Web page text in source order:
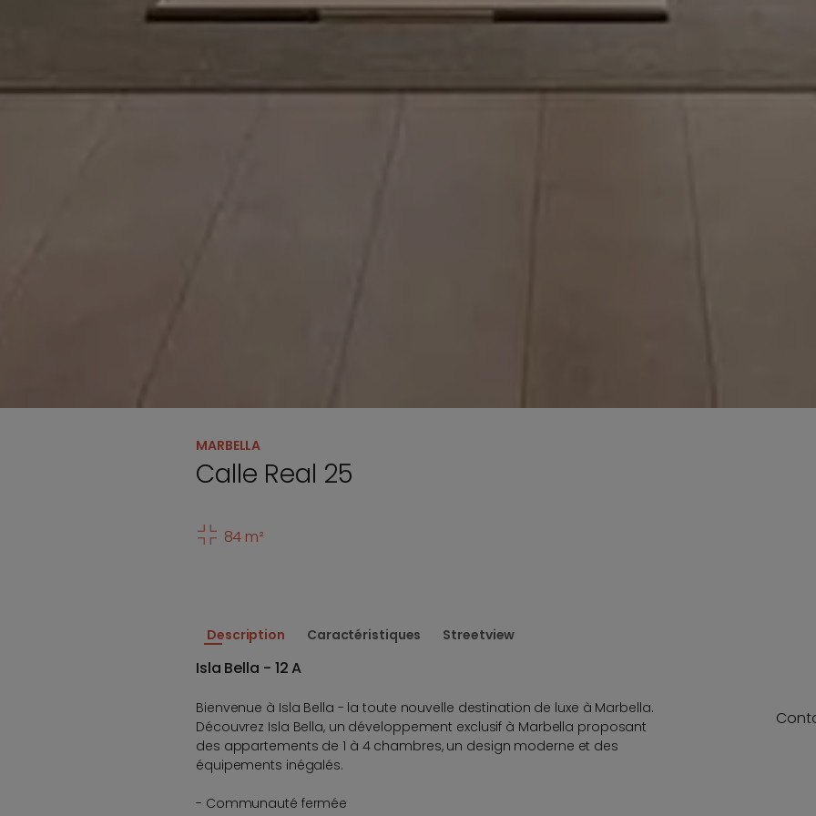
MARBELLA
Calle Real 25
84 m²
Description Caractéristiques Streetview
Isla Bella - 12 A
Bienvenue à Isla Bella - la toute nouvelle destination de luxe à Marbella.
Découvrez Isla Bella, un développement exclusif à Marbella proposant
des appartements de 1 à 4 chambres, un design moderne et des
équipements inégalés.
- Communauté fermée